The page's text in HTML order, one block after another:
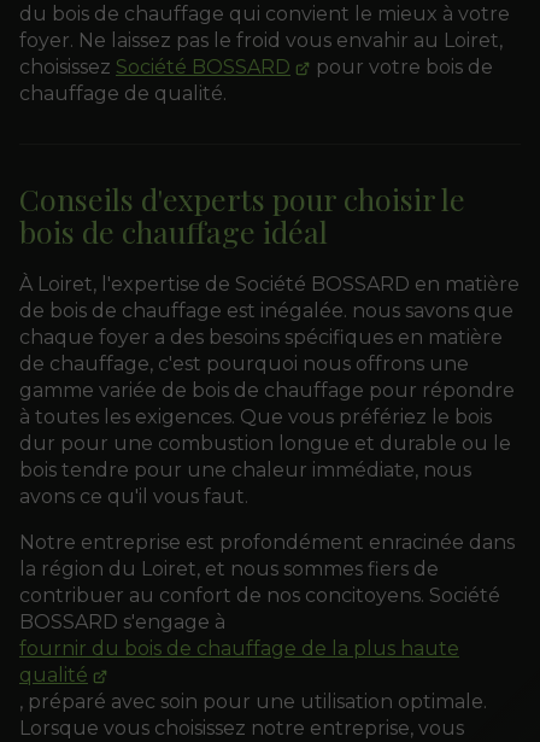
du bois de chauffage qui convient le mieux à votre
foyer. Ne laissez pas le froid vous envahir au Loiret,
choisissez Société BOSSARD
pour votre bois de
chauffage de qualité.
Conseils d'experts pour choisir le
bois de chauffage idéal
À Loiret, l'expertise de Société BOSSARD en matière
de bois de chauffage est inégalée. nous savons que
chaque foyer a des besoins spécifiques en matière
de chauffage, c'est pourquoi nous offrons une
gamme variée de bois de chauffage pour répondre
à toutes les exigences. Que vous préfériez le bois
dur pour une combustion longue et durable ou le
bois tendre pour une chaleur immédiate, nous
avons ce qu'il vous faut.
Notre entreprise est profondément enracinée dans
la région du Loiret, et nous sommes fiers de
contribuer au confort de nos concitoyens. Société
BOSSARD s'engage à
fournir du bois de chauffage de la plus haute
qualité
, préparé avec soin pour une utilisation optimale.
Lorsque vous choisissez notre entreprise, vous